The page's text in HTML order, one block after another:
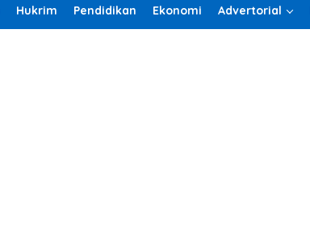
Hukrim Pendidikan Ekonomi Advertorial